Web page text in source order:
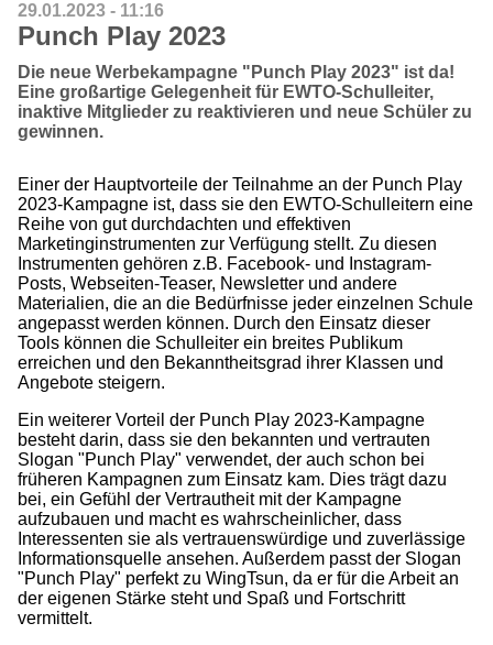
29.01.2023 - 11:16
Punch Play 2023
Die neue Werbekampagne "Punch Play 2023" ist da!
Eine großartige Gelegenheit für EWTO-Schulleiter,
inaktive Mitglieder zu reaktivieren und neue Schüler zu
gewinnen.
Einer der Hauptvorteile der Teilnahme an der Punch Play
2023-Kampagne ist, dass sie den EWTO-Schulleitern eine
Reihe von gut durchdachten und effektiven
Marketinginstrumenten zur Verfügung stellt. Zu diesen
Instrumenten gehören z.B. Facebook- und Instagram-
Posts, Webseiten-Teaser, Newsletter und andere
Materialien, die an die Bedürfnisse jeder einzelnen Schule
angepasst werden können. Durch den Einsatz dieser
Tools können die Schulleiter ein breites Publikum
erreichen und den Bekanntheitsgrad ihrer Klassen und
Angebote steigern.
Ein weiterer Vorteil der Punch Play 2023-Kampagne
besteht darin, dass sie den bekannten und vertrauten
Slogan "Punch Play" verwendet, der auch schon bei
früheren Kampagnen zum Einsatz kam. Dies trägt dazu
bei, ein Gefühl der Vertrautheit mit der Kampagne
aufzubauen und macht es wahrscheinlicher, dass
Interessenten sie als vertrauenswürdige und zuverlässige
Informationsquelle ansehen. Außerdem passt der Slogan
"Punch Play" perfekt zu WingTsun, da er für die Arbeit an
der eigenen Stärke steht und Spaß und Fortschritt
vermittelt.